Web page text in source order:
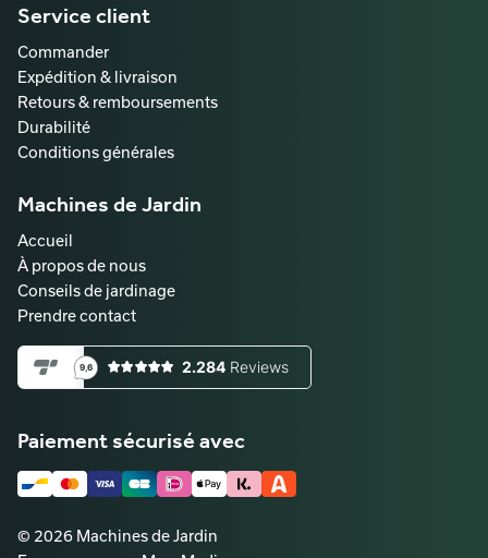
Service client
Commander
Expédition & livraison
Retours & remboursements
Durabilité
Conditions générales
Machines de Jardin
Accueil
À propos de nous
Conseils de jardinage
Prendre contact
Paiement sécurisé avec
© 2026 Machines de Jardin